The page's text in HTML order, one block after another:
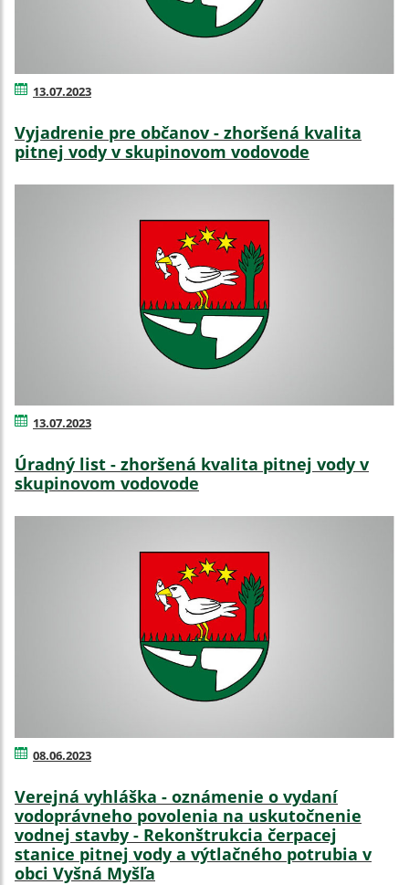
13.07.2023
Vyjadrenie pre občanov - zhoršená kvalita
pitnej vody v skupinovom vodovode
13.07.2023
Úradný list - zhoršená kvalita pitnej vody v
skupinovom vodovode
08.06.2023
Verejná vyhláška - oznámenie o vydaní
vodoprávneho povolenia na uskutočnenie
vodnej stavby - Rekonštrukcia čerpacej
stanice pitnej vody a výtlačného potrubia v
obci Vyšná Myšľa